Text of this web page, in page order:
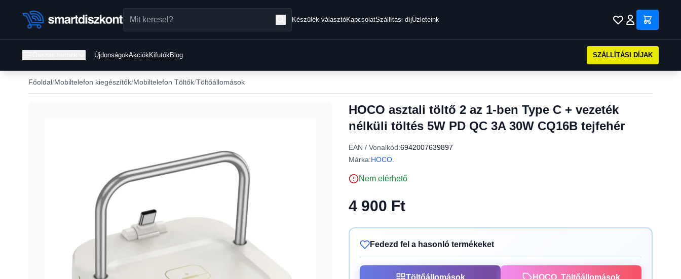
Készülék választóKapcsolatSzállítási díjÜzleteink
ÚjdonságokAkciókKifutókBlog SZÁLLÍTÁSI DÍJAK
Főoldal Mobiltelefon kiegészítők Mobiltelefon Töltők Töltőállomások
HOCO asztali töltő 2 az 1-ben Type C + vezeték
nélküli töltés 5W PD QC 3A 30W CQ16B tejfehér
EAN / Vonalkód:6942007639897
Márka:HOCO.
Nem elérhető
4 900 Ft
Fedezd fel a hasonló termékeket
Töltőállomások HOCO. Töltőállomások